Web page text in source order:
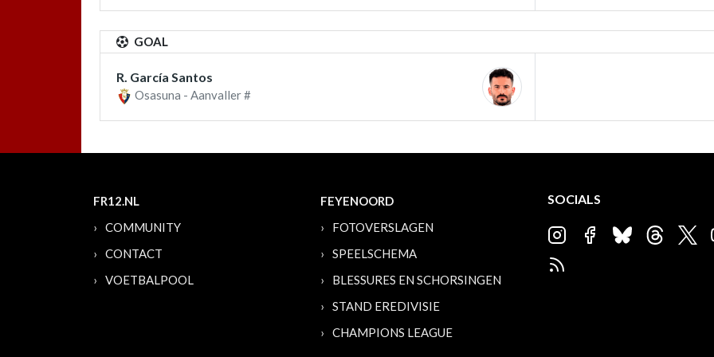
GOAL
R. García Santos
Osasuna - Aanvaller #
FR12.NL
COMMUNITY
CONTACT
VOETBALPOOL
FEYENOORD
FOTOVERSLAGEN
SPEELSCHEMA
BLESSURES EN SCHORSINGEN
STAND EREDIVISIE
CHAMPIONS LEAGUE
SOCIALS